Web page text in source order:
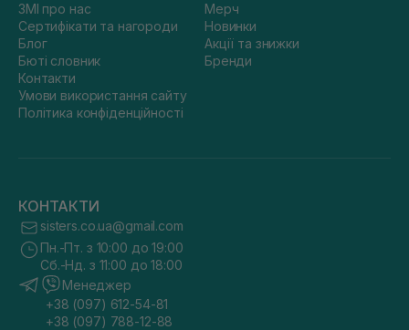
ЗМІ про нас
Сертифікати та нагороди
Блог
Бюті словник
Контакти
Умови використання сайту
Політика конфіденційності
Мерч
Новинки
Акції та знижки
Бренди
КОНТАКТИ
sisters.co.ua@gmail.com
Пн.-Пт. з 10:00 до 19:00
Сб.-Нд. з 11:00 до 18:00
Менеджер
+38 (097) 612-54-81
+38 (097) 788-12-88